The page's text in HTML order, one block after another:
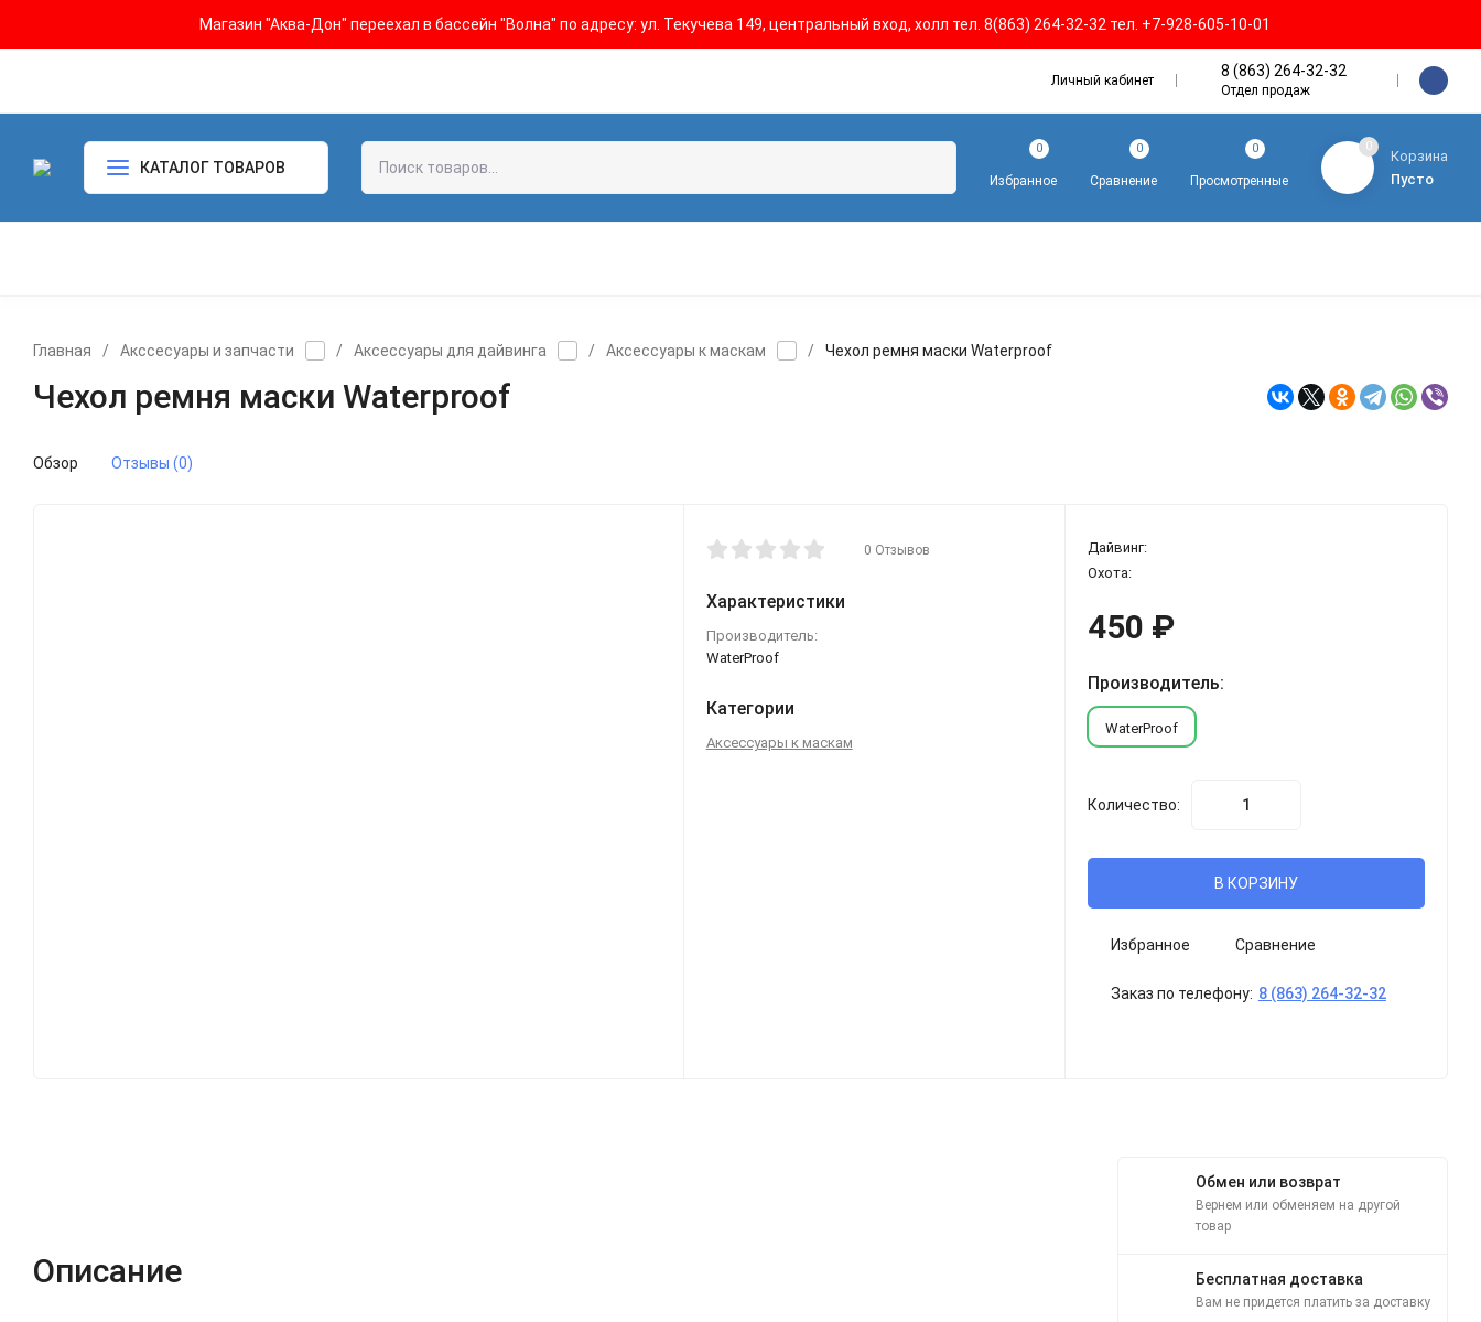
Магазин "Аква-Дон" переехал в бассейн "Волна" по адресу: ул. Текучева 149, центральный вход, холл тел. 8(863) 264-32-32 тел. +7-928-605-10-01
Личный кабинет
8 (863) 264-32-32
Отдел продаж
КАТАЛОГ ТОВАРОВ
Избранное
0
Сравнение
0
Просмотренные
0 0
Корзина
Пусто
Главная / Акссесуары и запчасти / Аксессуары для дайвинга / Аксессуары к маскам / Чехол ремня маски Waterproof
Чехол ремня маски Waterproof
Обзор Отзывы (0)
0 Отзывов
Характеристики
Производитель:
WaterProof
Категории
Аксессуары к маскам
Дайвинг:
Охота:
450 ₽
Производитель:
WaterProof
Количество:
В КОРЗИНУ
Избранное Сравнение
Заказ по телефону: 8 (863) 264-32-32
Описание
Обмен или возврат
Вернем или обменяем на другой
товар
Бесплатная доставка
Вам не придется платить за доставку